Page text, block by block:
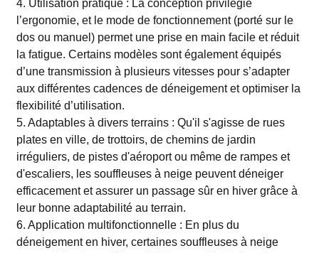
4. Utilisation pratique : La conception privilégie
l’ergonomie, et le mode de fonctionnement (porté sur le
dos ou manuel) permet une prise en main facile et réduit
la fatigue. Certains modèles sont également équipés
d’une transmission à plusieurs vitesses pour s’adapter
aux différentes cadences de déneigement et optimiser la
flexibilité d’utilisation.
5. Adaptables à divers terrains : Qu'il s'agisse de rues
plates en ville, de trottoirs, de chemins de jardin
irréguliers, de pistes d'aéroport ou même de rampes et
d'escaliers, les souffleuses à neige peuvent déneiger
efficacement et assurer un passage sûr en hiver grâce à
leur bonne adaptabilité au terrain.
6. Application multifonctionnelle : En plus du
déneigement en hiver, certaines souffleuses à neige